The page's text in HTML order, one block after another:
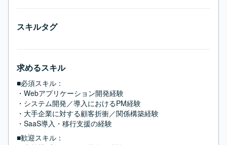
スキルタグ
求めるスキル
■必須スキル：
・Webアプリケーション開発経験
・システム開発／導入におけるPM経験
・大手企業に対する顧客折衝／関係構築経験
・SaaS導入・移行支援の経験
■歓迎スキル：